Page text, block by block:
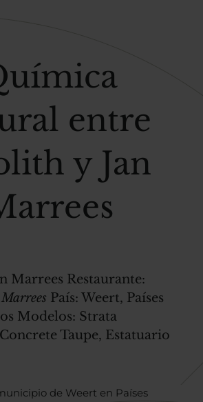
entre
y Jan
Marrees Restaurante:
País: Weert, Países
Modelos: Strata
Taupe, Estatuario
de Weert en Países